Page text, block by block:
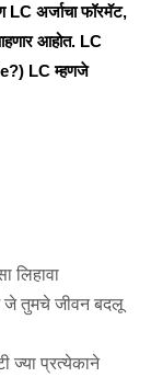
LC अर्जाचा फॉरमॅट,
आहोत. LC
LC म्हणजे
लिहावा
जे तुमचे जीवन बदलू
ज्या प्रत्येकाने